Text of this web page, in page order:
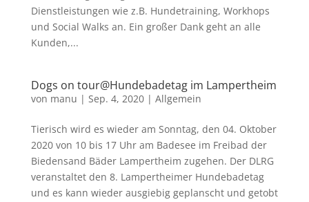
Dienstleistungen wie z.B. Hundetraining, Workhops
und Social Walks an. Ein großer Dank geht an alle
Kunden,...
Dogs on tour@Hundebadetag im Lampertheim
von manu | Sep. 4, 2020| Allgemein
Tierisch wird es wieder am Sonntag, den 04. Oktober
2020 von 10 bis 17 Uhr am Badesee im Freibad der
Biedensand Bäder Lampertheim zugehen. Der DLRG
veranstaltet den 8. Lampertheimer Hundebadetag
und es kann wieder ausgiebig geplanscht und getobt